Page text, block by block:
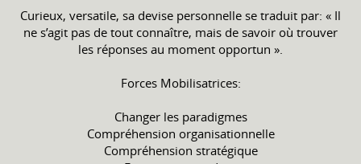
Curieux, versatile, sa devise personnelle se traduit par: « Il
ne s’agit pas de tout connaître, mais de savoir où trouver
les réponses au moment opportun ».
Forces Mobilisatrices:
Changer les paradigmes
Compréhension organisationnelle
Compréhension stratégique